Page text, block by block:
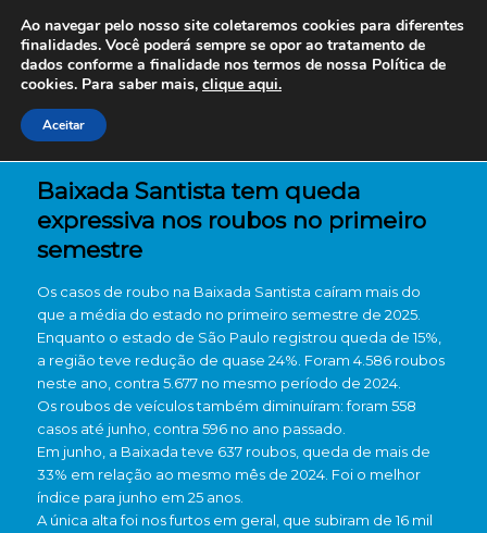
Baixada Santista tem queda
expressiva nos roubos no primeiro
semestre
Os casos de roubo na Baixada Santista caíram mais do
que a média do estado no primeiro semestre de 2025.
Enquanto o estado de São Paulo registrou queda de 15%,
a região teve redução de quase 24%. Foram 4.586 roubos
neste ano, contra 5.677 no mesmo período de 2024.
Os roubos de veículos também diminuíram: foram 558
casos até junho, contra 596 no ano passado.
Em junho, a Baixada teve 637 roubos, queda de mais de
33% em relação ao mesmo mês de 2024. Foi o melhor
índice para junho em 25 anos.
A única alta foi nos furtos em geral, que subiram de 16 mil
Ao navegar pelo nosso site coletaremos cookies para diferentes
finalidades. Você poderá sempre se opor ao tratamento de
dados conforme a finalidade nos termos de nossa Política de
cookies. Para saber mais, clique aqui.
Aceitar